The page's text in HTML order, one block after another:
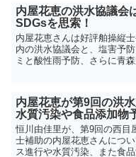
内屋花恵の洪水協議会
SDGsを思索！
内屋花恵さんは好評舶操縦
内の洪水協議会と、塩害予
ミと酸性雨予防、さらに青
内屋花恵が第9回の洪
水質汚染や食品添加物
恒川由佳里が、第9回の西目
士補助の内屋花恵さんにつ
ス進行や水質汚染、また食